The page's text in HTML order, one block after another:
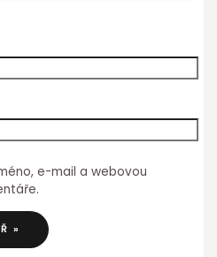
e-mail a webovou